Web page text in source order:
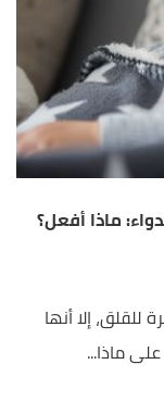
ماذا أفعل؟
إلا أنها
ماذا...